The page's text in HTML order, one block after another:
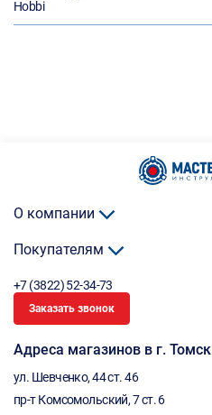
Hobbi
О компании
Покупателям
+7 (3822) 52-34-73
Заказать звонок
Адреса магазинов в г. Томск
ул. Шевченко, 44 ст. 46
пр-т Комсомольский, 7 ст. 6